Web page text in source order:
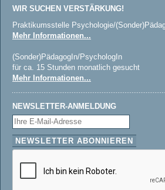
WIR SUCHEN VERSTÄRKUNG!
Praktikumsstelle Psychologie/
Mehr Informationen...
(Sonder)PädagogIn/PsychologIn
für ca. 15 Stunden monatlich gesucht
Mehr Informationen...
NEWSLETTER-ANMELDUNG